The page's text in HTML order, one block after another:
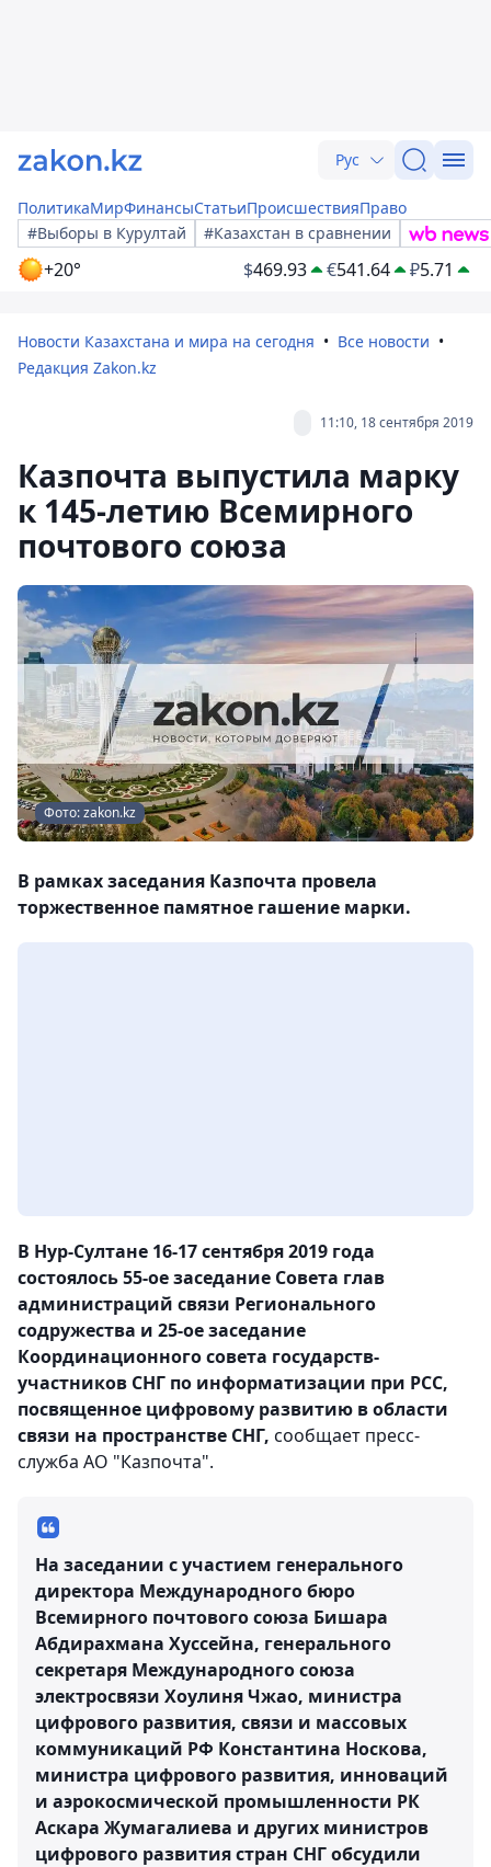
Рус
ПолитикаМирФинансыСтатьиПроисшествияПраво
#Выборы в Курултай
#Казахстан в сравнении
+20° $469.93 €541.64 ₽5.71
Новости Казахстана и мира на сегодня
Все новости
Редакция Zakon.kz
11:10, 18 сентября 2019
Казпочта выпустила марку
к 145-летию Всемирного
почтового союза
Фото: zakon.kz
В рамках заседания Казпочта провела
торжественное памятное гашение марки.
В Нур-Султане 16-17 сентября 2019 года
состоялось 55-ое заседание Совета глав
администраций связи Регионального
содружества и 25-ое заседание
Координационного совета государств-
участников СНГ по информатизации при РСС,
посвященное цифровому развитию в области
связи на пространстве СНГ, сообщает пресс-
служба АО "Казпочта".
На заседании с участием генерального
директора Международного бюро
Всемирного почтового союза Бишара
Абдирахмана Хуссейна, генерального
секретаря Международного союза
электросвязи Хоулиня Чжао, министра
цифрового развития, связи и массовых
коммуникаций РФ Константина Носкова,
министра цифрового развития, инноваций
и аэрокосмической промышленности РК
Аскара Жумагалиева и других министров
цифрового развития стран СНГ обсудили